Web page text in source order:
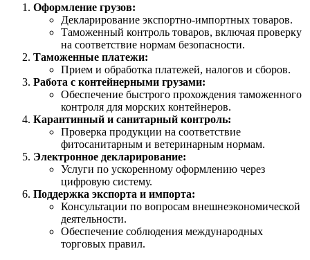
Оформление грузов:
Декларирование экспортно-импортных товаров.
Таможенный контроль товаров, включая проверку
на соответствие нормам безопасности.
Таможенные платежи:
Прием и обработка платежей, налогов и сборов.
Работа с контейнерными грузами:
Обеспечение быстрого прохождения таможенного
контроля для морских контейнеров.
Карантинный и санитарный контроль:
Проверка продукции на соответствие
фитосанитарным и ветеринарным нормам.
Электронное декларирование:
Услуги по ускоренному оформлению через
цифровую систему.
Поддержка экспорта и импорта:
Консультации по вопросам внешнеэкономической
деятельности.
Обеспечение соблюдения международных
торговых правил.